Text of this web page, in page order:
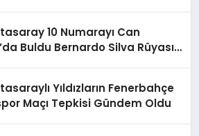
10 Numarayı Can
Buldu Bernardo Silva Rüyası
Yıldızların Fenerbahçe
Maçı Tepkisi Gündem Oldu